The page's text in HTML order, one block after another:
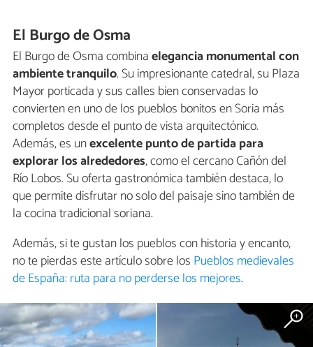
El Burgo de Osma
El Burgo de Osma combinaelegancia monumental con
ambiente tranquilo. Su impresionante catedral, su Plaza
Mayor porticada y sus calles bien conservadas lo
convierten en uno de los pueblos bonitos en Soria más
completos desde el punto de vista arquitectónico.
Además, es unexcelente punto de partida para
explorar los alrededores, como el cercano Cañón del
Río Lobos. Su oferta gastronómica también destaca, lo
que permite disfrutar no solo del paisaje sino también de
la cocina tradicional soriana.
Además, si te gustan los pueblos con historia y encanto,
no te pierdas este artículo sobre los Pueblos medievales
de España: ruta para no perderse los mejores.